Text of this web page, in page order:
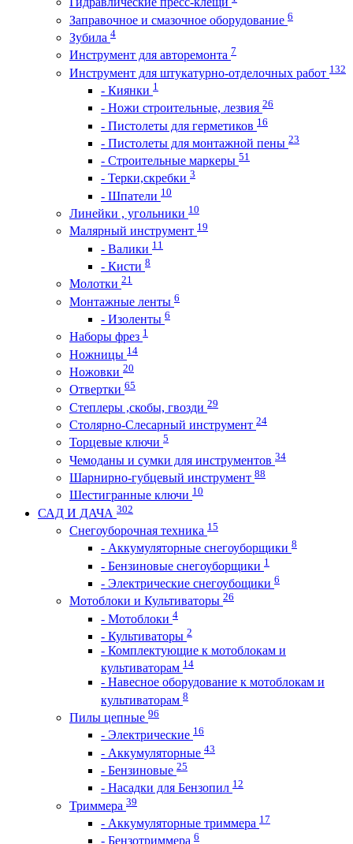
Заправочное и смазочное оборудование 6
Зубила 4
Инструмент для авторемонта 7
Инструмент для штукатурно-отделочных работ 132
- Киянки 1
- Ножи строительные, лезвия 26
- Пистолеты для герметиков 16
- Пистолеты для монтажной пены 23
- Строительные маркеры 51
- Терки,скребки 3
- Шпатели 10
Линейки , угольники 10
Малярный инструмент 19
- Валики 11
- Кисти 8
Молотки 21
Монтажные ленты 6
- Изоленты 6
Наборы фрез 1
Ножницы 14
Ножовки 20
Отвертки 65
Степлеры ,скобы, гвозди 29
Столярно-Слесарный инструмент 24
Торцевые ключи 5
Чемоданы и сумки для инструментов 34
Шарнирно-губцевый инструмент 88
Шестигранные ключи 10
САД И ДАЧА 302
Снегоуборочная техника 15
- Аккумуляторные снегоуборщики 8
- Бензиновые снегоуборщики 1
- Электрические снегоубощики 6
Мотоблоки и Культиваторы 26
- Мотоблоки 4
- Культиваторы 2
- Комплектующие к мотоблокам и
культиваторам 14
- Навесное оборудование к мотоблокам и
культиваторам 8
Пилы цепные 96
- Электрические 16
- Аккумуляторные 43
- Бензиновые 25
- Насадки для Бензопил 12
Триммера 39
- Аккумуляторные триммера 17
- Бензотриммера 6